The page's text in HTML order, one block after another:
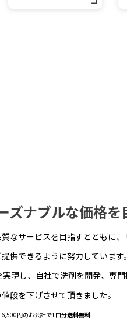
ズナブルな価格を
なサービスを目指すとともに、
供できるように努力しています。
実現し、自社で洗剤を開発、専
段を下げさせて頂きました。
円のお会計で1口分送料無料